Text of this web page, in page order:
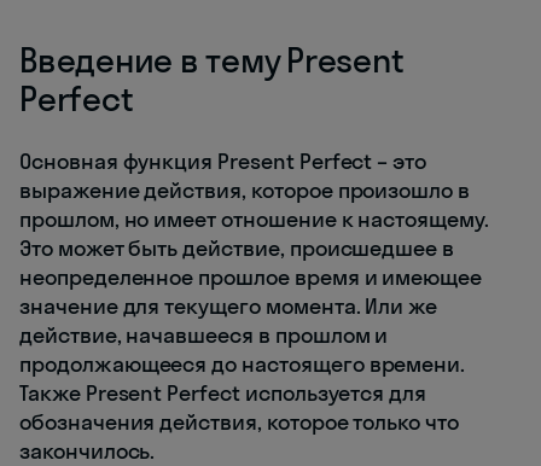
Введение в тему Present
Perfect
Основная функция Present Perfect – это
выражение действия, которое произошло в
прошлом, но имеет отношение к настоящему.
Это может быть действие, происшедшее в
неопределенное прошлое время и имеющее
значение для текущего момента. Или же
действие, начавшееся в прошлом и
продолжающееся до настоящего времени.
Также Present Perfect используется для
обозначения действия, которое только что
закончилось.